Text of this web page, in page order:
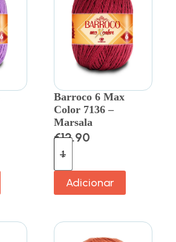
Barroco 6 Max
Color 7136 –
Marsala
€12.90
Adicionar